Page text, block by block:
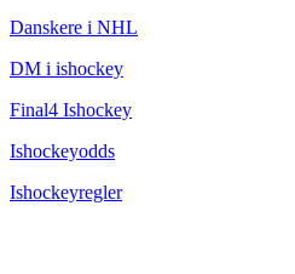
Danskere i NHL
DM i ishockey
Final4 Ishockey
Ishockeyodds
Ishockeyregler